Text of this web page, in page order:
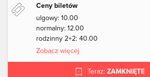
Ceny biletów
ulgowy: 10.00
normalny: 12.00
rodzinny 2+2: 40.00
Zobacz więcej
Teraz:ZAMKNIĘTE